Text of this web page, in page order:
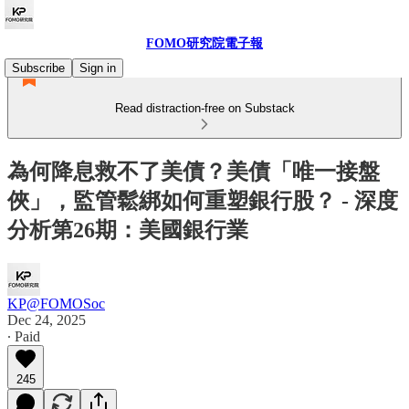
FOMO研究院電子報
Subscribe
Sign in
Read distraction-free on Substack
為何降息救不了美債？美債「唯一接盤
俠」，監管鬆綁如何重塑銀行股？ - 深度
分析第26期：美國銀行業
KP@FOMOSoc
Dec 24, 2025
∙ Paid
245